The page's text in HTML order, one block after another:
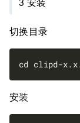
3 安装
切换目录
安装